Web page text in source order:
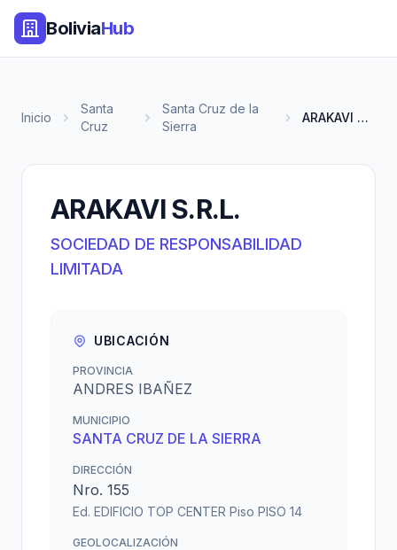
BoliviaHub
Inicio
Santa
Cruz
Santa Cruz de la
Sierra
ARAKAVI S.R.L.
ARAKAVI S.R.L.
SOCIEDAD DE RESPONSABILIDAD
LIMITADA
UBICACIÓN
PROVINCIA
ANDRES IBAÑEZ
MUNICIPIO
SANTA CRUZ DE LA SIERRA
DIRECCIÓN
Nro. 155
Ed. EDIFICIO TOP CENTER Piso PISO 14
GEOLOCALIZACIÓN